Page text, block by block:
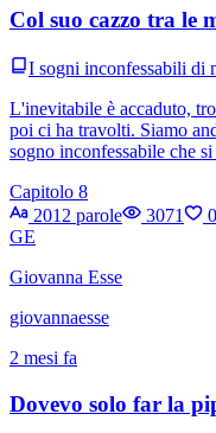
Col suo cazzo tra le
I sogni inconfessabili di
L'inevitabile è accaduto,
poi ci ha travolti. Siamo
sogno inconfessabile che
Capitolo 8
2012 parole
3071 0
GE
Giovanna Esse
giovannaesse
2 mesi fa
Dovevo solo far la